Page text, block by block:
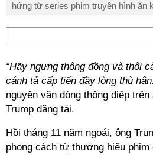
hứng từ series phim truyền hình ăn
“Hãy ngưng thông đồng và thôi
cánh tả cấp tiến đầy lòng thù
nguyên văn dòng thông điệp
Trump đăng tải.
Hồi tháng 11 năm ngoái, ông
phong cách từ thương hiệu